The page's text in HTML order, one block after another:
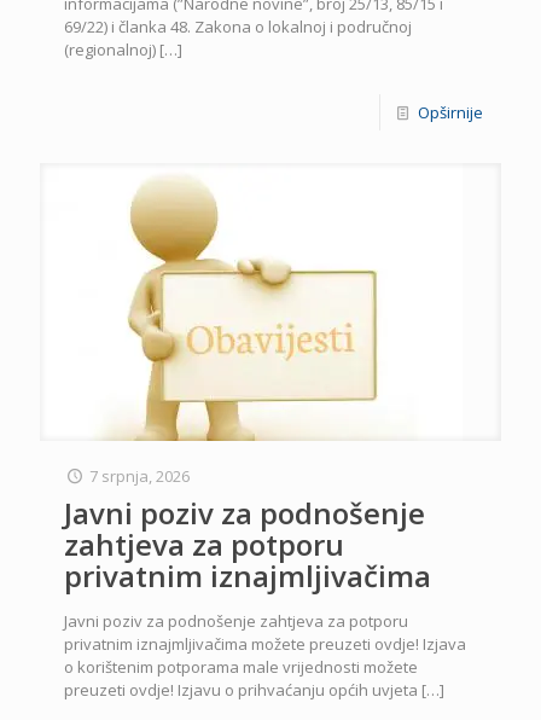
69/22) i članka 48. Zakona o lokalnoj i područnoj
(regionalnoj) […]
Opširnije
7 srpnja, 2026
Javni poziv za podnošenje
zahtjeva za potporu
privatnim iznajmljivačima
Javni poziv za podnošenje zahtjeva za potporu
privatnim iznajmljivačima možete preuzeti ovdje! Izjava
o korištenim potporama male vrijednosti možete
preuzeti ovdje! Izjavu o prihvaćanju općih uvjeta […]